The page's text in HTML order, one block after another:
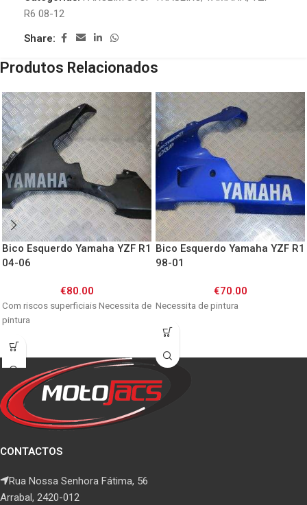
R6 08-12
Share:
Produtos Relacionados
Bico Esquerdo Yamaha YZF R1
04-06
€80.00
Com riscos superficiais Necessita de
pintura
Bico Esquerdo Yamaha YZF R1
98-01
€70.00
Necessita de pintura
CONTACTOS
Rua Nossa Senhora Fátima, 56
Arrabal, 2420-012